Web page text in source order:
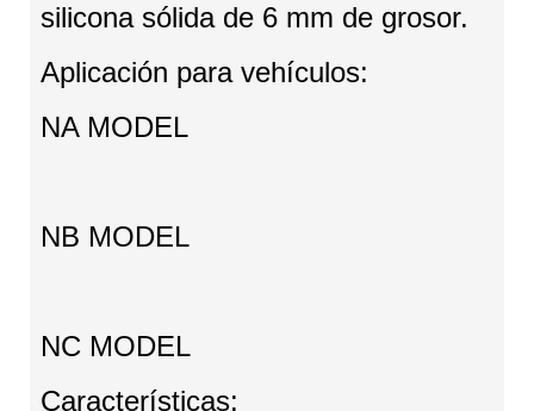
silicona sólida de 6 mm de grosor.
Aplicación para vehículos:
NA MODEL
NB MODEL
NC MODEL
Características: